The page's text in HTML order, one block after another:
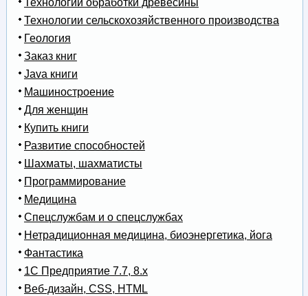
Технологии обработки древесины
Технологии сельскохозяйственного производства
Геология
Заказ книг
Java книги
Машиностроение
Для женщин
Купить книги
Развитие способностей
Шахматы, шахматисты
Программирование
Медицина
Спецслужбам и о спецслужбах
Нетрадиционная медицина, биоэнергетика, йога
Фантастика
1С Предприятие 7.7, 8.x
Веб-дизайн, CSS, HTML